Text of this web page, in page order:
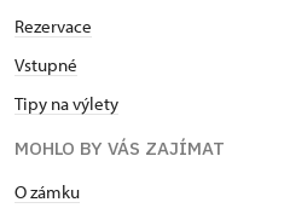
Rezervace
Vstupné
Tipy na výlety
MOHLO BY VÁS ZAJÍMAT
O zámku